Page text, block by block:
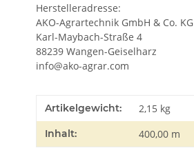
Herstelleradresse:
AKO-Agrartechnik GmbH & Co. KG
Karl-Maybach-Straße 4
88239 Wangen-Geiselharz
info@ako-agrar.com
Artikelgewicht: 2,15 kg
Inhalt: 400,00 m